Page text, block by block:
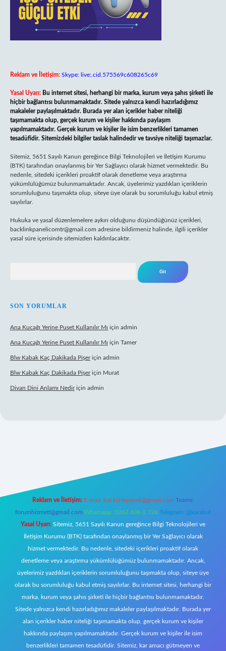
Reklam ve İletişim: Skype: live:.cid.575569c608265c69
Yasal Uyarı: Bu internet sitesi, herhangi bir marka, kurum veya şahıs şirketi ile
hiçbir bağlantısı bulunmamaktadır. Sitede yalnızca kendi hazırladığımız
makaleler paylaşılmaktadır. Burada yer alan içerikler haber niteliği
taşımamakta olup, gerçek kurum ve kişiler hakkında paylaşım
yapılmamaktadır. Gerçek kurum ve kişiler ile isim benzerlikleri tamamen
tesadüfidir. Sitemizdeki bilgiler taslak halindedir ve tavsiye niteliği taşımazlar.
Sitemiz, 5651 Sayılı Kanun gereğince Bilgi Teknolojileri ve İletişim Kurumu
(BTK) tarafından onaylanmış bir Yer Sağlayıcı olarak hizmet vermektedir. Bu
nedenle, sitedeki içerikleri proaktif olarak denetleme veya araştırma
yükümlülüğümüz bulunmamaktadır. Ancak, üyelerimiz yazdıkları içeriklerin
sorumluluğunu taşımakta olup, siteye üye olarak bu sorumluluğu kabul etmiş
sayılırlar.
Hukuka ve yasal düzenlemelere aykırı olduğunu düşündüğünüz içerikleri,
backlinkpanelicomtr@gmail.com adresine bildirmeniz halinde, ilgili içerikler
yasal süre içerisinde sitemizden kaldırılacaktır.
SON YORUMLAR
Ana Kucağı Yerine Puset Kullanılır Mı için admin
Ana Kucağı Yerine Puset Kullanılır Mı için Tamer
Blw Kabak Kaç Dakikada Pişeriçin admin
Blw Kabak Kaç Dakikada Pişeriçin Murat
Divan Dini Anlamı Nediriçin admin
Reklam ve İletişim: E-mail: backlinkpaneli@gmail.com Teams:
forumhizmeti@gmail.com Whatsapp: 0262 606 0 726 Telegram: @karabul
Yasal Uyarı: Sitemiz, 5651 Sayılı Kanun gereğince Bilgi Teknolojileri ve
İletişim Kurumu (BTK) tarafından onaylanmış bir Yer Sağlayıcı olarak
hizmet vermektedir. Bu nedenle, sitedeki içerikleri proaktif olarak
denetleme veya araştırma yükümlülüğümüz bulunmamaktadır. Ancak,
üyelerimiz yazdıkları içeriklerin sorumluluğunu taşımakta olup, siteye üye
olarak bu sorumluluğu kabul etmiş sayılırlar. Bu internet sitesi, herhangi bir
marka, kurum veya şahıs şirketi ile hiçbir bağlantısı bulunmamaktadır.
Sitede yalnızca kendi hazırladığımız makaleler paylaşılmaktadır. Burada yer
alan içerikler haber niteliği taşımamakta olup, gerçek kurum ve kişiler
hakkında paylaşım yapılmamaktadır. Gerçek kurum ve kişiler ile isim
benzerlikleri tamamen tesadüfidir. Sitemiz, kar amacı gütmeyen ve